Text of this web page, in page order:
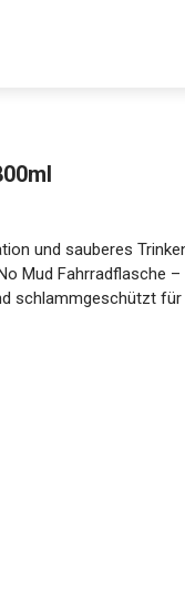
und sauberes Trinken
Mud Fahrradflasche –
schlammgeschützt für